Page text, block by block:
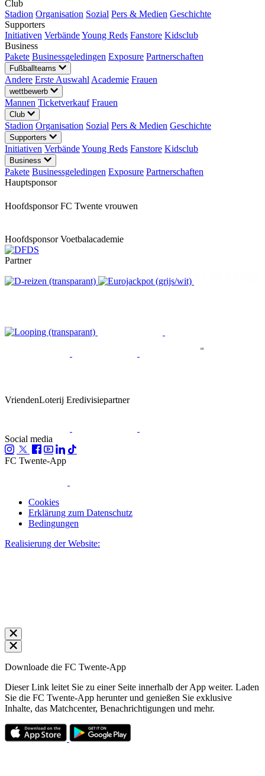
Club
Stadion Organisation Sozial Pers & Medien Geschichte
Supporters
Initiativen VerbändeYoung Reds Fanstore Kidsclub
Business
Pakete Businessgeledingen Exposure Partnerschaften
Fußballteams
Andere Erste Auswahl Academie Frauen
wettbewerb
Mannen Ticketverkauf Frauen
Club
Stadion Organisation Sozial Pers & Medien Geschichte
Supporters
Initiativen VerbändeYoung Reds Fanstore Kidsclub
Business
Pakete Businessgeledingen Exposure Partnerschaften
Hauptsponsor
Hoofdsponsor FC Twente vrouwen
Hoofdsponsor Voetbalacademie
Partner
VriendenLoterij Eredivisiepartner
Social media
FC Twente-App
Cookies
Erklärung zum Datenschutz
Bedingungen
Realisierung der Website:
Downloade die FC Twente-App
Dieser Link leitet Sie zu einer Seite innerhalb der App weiter. Laden
Sie die FC Twente-App herunter und genießen Sie exklusive
Inhalte, das Matchcenter, Benachrichtigungen und mehr.